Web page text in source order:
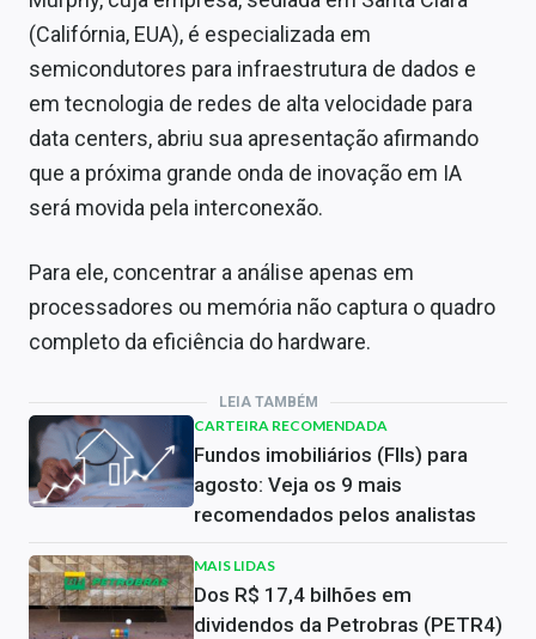
(Califórnia, EUA), é especializada em
semicondutores para infraestrutura de dados e
em tecnologia de redes de alta velocidade para
data centers, abriu sua apresentação afirmando
que a próxima grande onda de inovação em IA
será movida pela interconexão.
Para ele, concentrar a análise apenas em
processadores ou memória não captura o quadro
completo da eficiência do hardware.
LEIA TAMBÉM
CARTEIRA RECOMENDADA
Fundos imobiliários (FIIs) para
agosto: Veja os 9 mais
recomendados pelos analistas
MAIS LIDAS
Dos R$ 17,4 bilhões em
dividendos da Petrobras (PETR4)